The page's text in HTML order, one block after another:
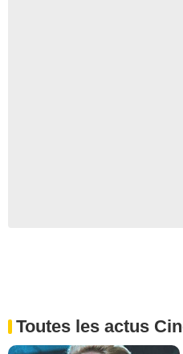
Toutes les actus